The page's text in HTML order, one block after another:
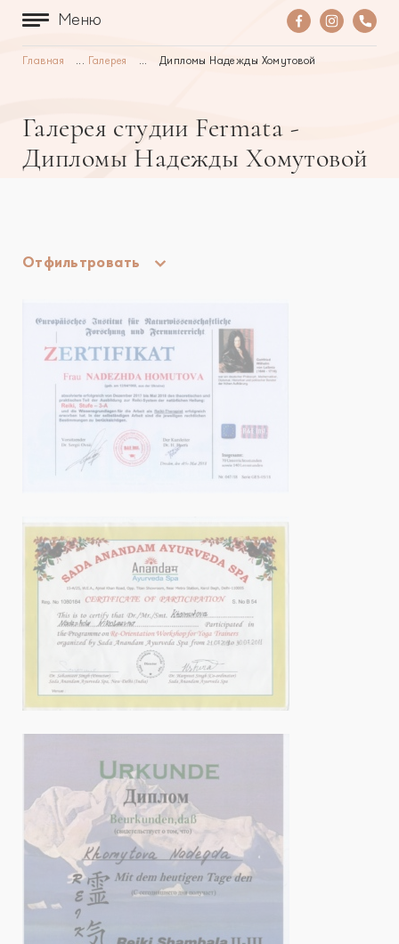
Меню
Галерея студии Fermata -
Дипломы Надежды Хомутовой
Главная ... Галерея ... Дипломы Надежды Хомутовой
Отфильтровать